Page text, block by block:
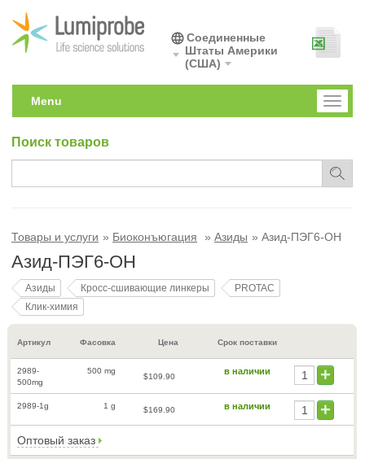
Соединенные
Штаты Америки
(США)
Toggle
Menu
Поиск товаров
Товары и услуги Биоконъюгация Азиды Азид-ПЭГ6-ОН
Азид-ПЭГ6-ОН
Азиды Кросс-сшивающие линкеры
PROTAC
Клик-химия
Артикул Фасовка Цена Срок поставки
2989-
500mg
500 mg
$109.90
в наличии
2989-1g 1 g $169.90 в наличии
Оптовый заказ